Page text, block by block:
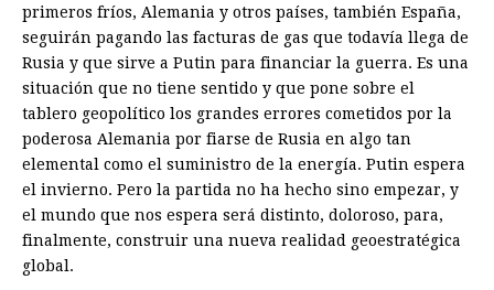
primeros fríos, Alemania y otros países, también España,
seguirán pagando las facturas de gas que todavía llega de
Rusia y que sirve a Putin para financiar la guerra. Es una
situación que no tiene sentido y que pone sobre el
tablero geopolítico los grandes errores cometidos por la
poderosa Alemania por fiarse de Rusia en algo tan
elemental como el suministro de la energía. Putin espera
el in­vierno. Pero la partida no ha hecho sino empezar, y
el mundo que nos espera será distinto, doloroso, para,
finalmente, construir una nueva realidad geoestratégica
global.